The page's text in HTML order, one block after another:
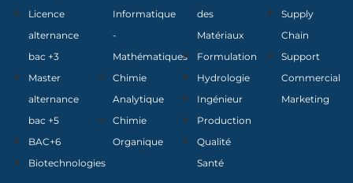
Licence
alternance
bac +3
Master
alternance
bac +5
BAC+6
Biotechnologies
Informatique
-
Mathématiques
Chimie
Analytique
Chimie
Organique
des
Matériaux
Formulation
Hydrologie
Ingénieur
Production
Qualité
Santé
Supply
Chain
Support
Commercial
Marketing